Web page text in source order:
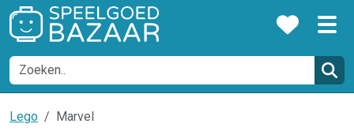
Lego Marvel